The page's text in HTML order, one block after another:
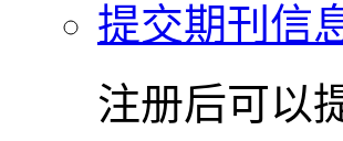
提交期刊信
注册后可以